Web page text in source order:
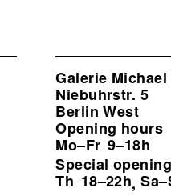
Galerie Michael
Niebuhrstr. 5
Berlin West
Opening hours
Mo–Fr 9–18h
Special
Th 18–22h,